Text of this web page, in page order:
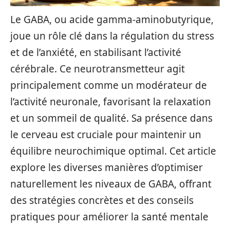
Le GABA, ou acide gamma-aminobutyrique,
joue un rôle clé dans la régulation du stress
et de l’anxiété, en stabilisant l’activité
cérébrale. Ce neurotransmetteur agit
principalement comme un modérateur de
l’activité neuronale, favorisant la relaxation
et un sommeil de qualité. Sa présence dans
le cerveau est cruciale pour maintenir un
équilibre neurochimique optimal. Cet article
explore les diverses manières d’optimiser
naturellement les niveaux de GABA, offrant
des stratégies concrètes et des conseils
pratiques pour améliorer la santé mentale